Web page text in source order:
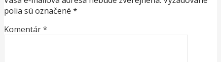
polia sú označené *
Komentár*